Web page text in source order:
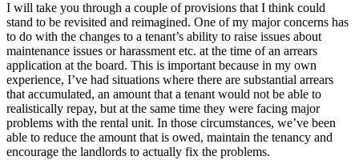
I will take you through a couple of provisions that I think could
stand to be revisited and reimagined. One of my major concerns has
to do with the changes to a tenant’s ability to raise issues about
maintenance issues or harassment etc. at the time of an arrears
application at the board. This is important because in my own
experience, I’ve had situations where there are substantial arrears
that accumulated, an amount that a tenant would not be able to
realistically repay, but at the same time they were facing major
problems with the rental unit. In those circumstances, we’ve been
able to reduce the amount that is owed, maintain the tenancy and
encourage the landlords to actually fix the problems.